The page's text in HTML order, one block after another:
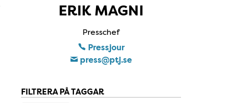
ERIK MAGNI
Presschef
Pressjour
press​@ptj​.se
FILTRERA PÅ TAGGAR